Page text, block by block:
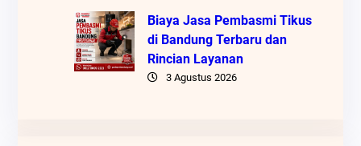
Biaya Jasa Pembasmi Tikus
di Bandung Terbaru dan
Rincian Layanan
3 Agustus 2026